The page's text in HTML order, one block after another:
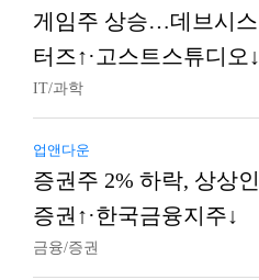
게임주 상승…데브시스
터즈↑·고스트스튜디오↓
IT/과학
업앤다운
증권주 2% 하락, 상상인
증권↑·한국금융지주↓
금융/증권